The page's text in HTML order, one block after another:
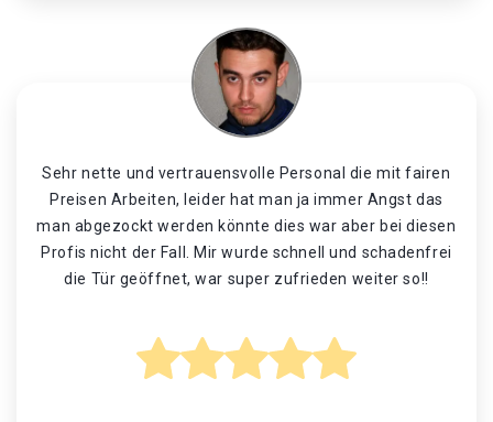
Sehr nette und vertrauensvolle Personal die mit fairen
Preisen Arbeiten, leider hat man ja immer Angst das
man abgezockt werden könnte dies war aber bei diesen
Profis nicht der Fall. Mir wurde schnell und schadenfrei
die Tür geöffnet, war super zufrieden weiter so!!